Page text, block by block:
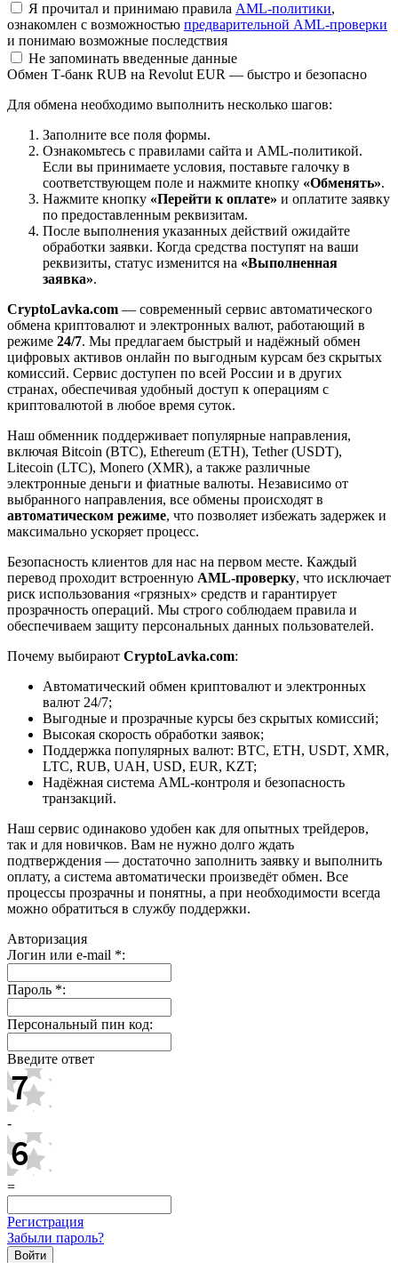
Я прочитал и принимаю правила AML-политики,
ознакомлен с возможностью предварительной AML-проверки
и понимаю возможные последствия
Не запоминать введенные данные
Обмен Т-банк RUB на Revolut EUR — быстро и безопасно
Для обмена необходимо выполнить несколько шагов:
Заполните все поля формы.
Ознакомьтесь с правилами сайта и AML-политикой.
Если вы принимаете условия, поставьте галочку в
соответствующем поле и нажмите кнопку «Обменять».
Нажмите кнопку «Перейти к оплате» и оплатите заявку
по предоставленным реквизитам.
После выполнения указанных действий ожидайте
обработки заявки. Когда средства поступят на ваши
реквизиты, статус изменится на «Выполненная
заявка».
CryptoLavka.com — современный сервис автоматического
обмена криптовалют и электронных валют, работающий в
режиме 24/7. Мы предлагаем быстрый и надёжный обмен
цифровых активов онлайн по выгодным курсам без скрытых
комиссий. Сервис доступен по всей России и в других
странах, обеспечивая удобный доступ к операциям с
криптовалютой в любое время суток.
Наш обменник поддерживает популярные направления,
включая Bitcoin (BTC), Ethereum (ETH), Tether (USDT),
Litecoin (LTC), Monero (XMR), а также различные
электронные деньги и фиатные валюты. Независимо от
выбранного направления, все обмены происходят в
автоматическом режиме, что позволяет избежать задержек и
максимально ускоряет процесс.
Безопасность клиентов для нас на первом месте. Каждый
перевод проходит встроенную AML-проверку, что исключает
риск использования «грязных» средств и гарантирует
прозрачность операций. Мы строго соблюдаем правила и
обеспечиваем защиту персональных данных пользователей.
Почему выбирают CryptoLavka.com:
Автоматический обмен криптовалют и электронных
валют 24/7;
Выгодные и прозрачные курсы без скрытых комиссий;
Высокая скорость обработки заявок;
Поддержка популярных валют: BTC, ETH, USDT, XMR,
LTC, RUB, UAH, USD, EUR, KZT;
Надёжная система AML-контроля и безопасность
транзакций.
Наш сервис одинаково удобен как для опытных трейдеров,
так и для новичков. Вам не нужно долго ждать
подтверждения — достаточно заполнить заявку и выполнить
оплату, а система автоматически произведёт обмен. Все
процессы прозрачны и понятны, а при необходимости всегда
можно обратиться в службу поддержки.
Авторизация
Логин или e-mail *:
Пароль *:
Персональный пин код:
Введите ответ
-
=
Регистрация
Забыли пароль?